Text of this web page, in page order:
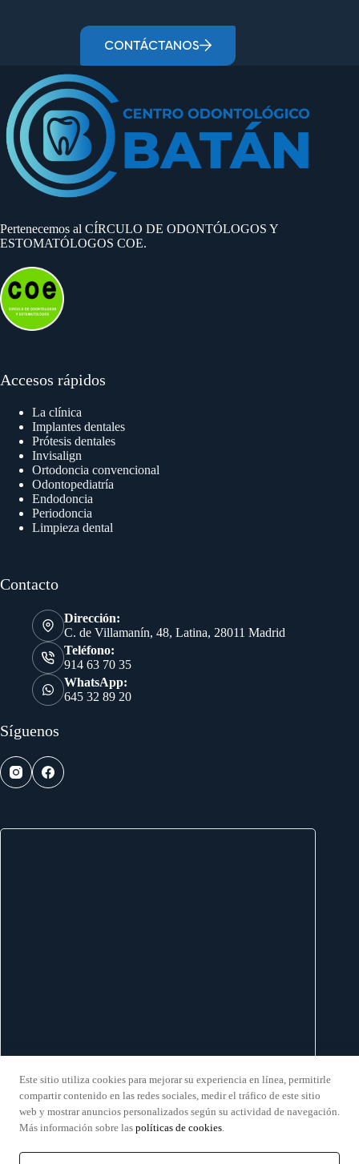
CONTÁCTANOS
Pertenecemos al CÍRCULO DE ODONTÓLOGOS Y
ESTOMATÓLOGOS COE.
Accesos rápidos
La clínica
Implantes dentales
Prótesis dentales
Invisalign
Ortodoncia convencional
Odontopediatría
Endodoncia
Periodoncia
Limpieza dental
Contacto
Dirección:
C. de Villamanín, 48, Latina, 28011 Madrid
Teléfono:
914 63 70 35
WhatsApp:
645 32 89 20
Síguenos
Implantes Dentales Aluche—Mejor Dentista Invisalign
Madrid
Este sitio utiliza cookies para mejorar su experiencia en línea, permitirle
compartir contenido en las redes sociales, medir el tráfico de este sitio
web y mostrar anuncios personalizados según su actividad de navegación.
Más información sobre las políticas de cookies.